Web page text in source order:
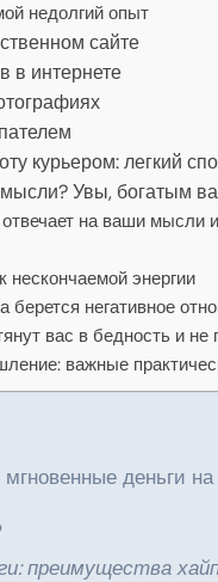
недолгий опыт
сайте
в интернете
курьером: легкий
Увы, богатым
на ваши мысли
нескончаемой энергии
берется негативное
вас в бедность и не
важные
мгновенные деньги
преимущества